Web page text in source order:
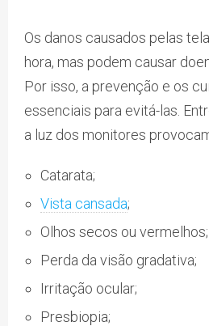
Os danos causados pelas
hora, mas podem causar
Por isso, a prevenção e os
essenciais para evitá-las.
a luz dos monitores
Catarata;
Vista cansada;
Olhos secos ou vermelhos;
Perda da visão gradativa;
Irritação ocular;
Presbiopia;